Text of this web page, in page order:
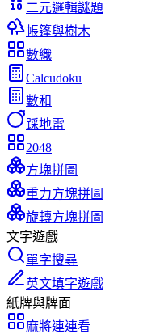
二元邏輯謎題
帳篷與樹木
數織
Calcudoku
數和
踩地雷
2048
方塊拼圖
重力方塊拼圖
旋轉方塊拼圖
文字遊戲
單字搜尋
英文填字遊戲
紙牌與牌面
麻將連連看